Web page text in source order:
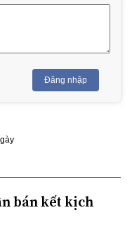
Đăng nhập
bán kết kịch